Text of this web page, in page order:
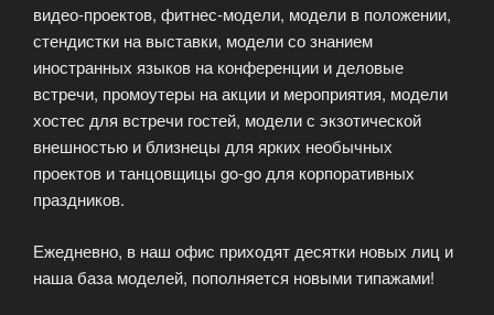
видео-проектов, фитнес-модели, модели в положении,
стендистки на выставки, модели со знанием
иностранных языков на конференции и деловые
встречи, промоутеры на акции и мероприятия, модели
хостес для встречи гостей, модели с экзотической
внешностью и близнецы для ярких необычных
проектов и танцовщицы go-go для корпоративных
праздников.
Ежедневно, в наш офис приходят десятки новых лиц и
наша база моделей, пополняется новыми типажами!